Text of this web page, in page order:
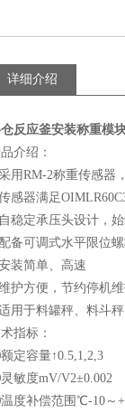
详细介绍
反应釜安装称重模
介绍：
用RM-2称重传感器
感器满足
稳定承压头设计，
备可调式水平限位
装简单、高速
护方便，节约停机
用于料罐秤、料斗
指标：
定容量↑0.5,1,2,3
敏度mV/V2±0.002
度补偿范围℃-10～